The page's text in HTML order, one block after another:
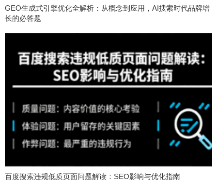
GEO生成式引擎优化全解析：从概念到应用，AI搜索时代品牌增
长的必答题
百度搜索违规低质页面问题解读：SEO影响与优化指南